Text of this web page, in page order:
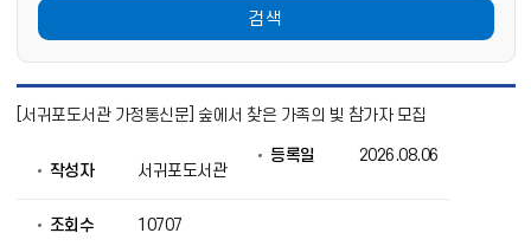
검색
정[서귀포도서관 가정통신문] 숲에서 찾은 가족의 빛 참가자 모집
작성자 서귀포도서관
등록일 2026.08.06
조회수 10707